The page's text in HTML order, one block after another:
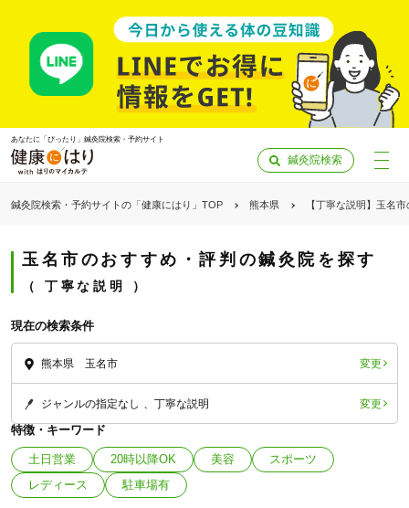
あなたに「ぴったり」鍼灸院検索・予約サイト
鍼灸院検索
鍼灸院検索・予約サイトの「健康にはり」TOP 熊本県 【丁寧な説明】玉名
玉名市のおすすめ・評判の鍼灸院を探す
丁寧な説明
現在の検索条件
熊本県 玉名市 変更
ジャンルの指定なし 丁寧な説明 変更
特徴・キーワード
土日営業 20時以降OK 美容
スポーツ
レディース
駐車場有
「健康にはりを見た」